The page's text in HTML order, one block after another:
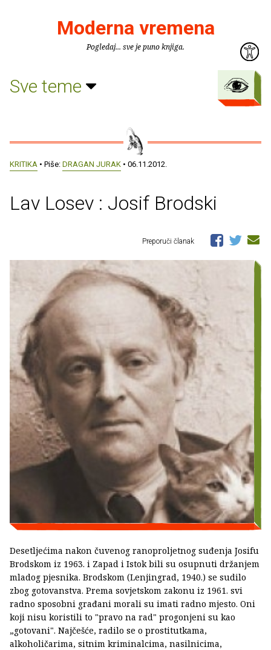
Moderna vremena
Pogledaj... sve je puno knjiga.
Sve teme
KRITIKA • Piše: DRAGAN JURAK • 06.11.2012.
Lav Losev : Josif Brodski
Preporuči članak
Desetljećima nakon čuvenog ranoproljetnog suđenja Josifu
Brodskom iz 1963. i Zapad i Istok bili su osupnuti držanjem
mladog pjesnika. Brodskom (Lenjingrad, 1940.) se sudilo
zbog gotovanstva. Prema sovjetskom zakonu iz 1961. svi
radno sposobni građani morali su imati radno mjesto. Oni
koji nisu koristili to "pravo na rad" progonjeni su kao
„gotovani". Najčešće, radilo se o prostitutkama,
alkoholičarima, sitnim kriminalcima, nasilnicima,